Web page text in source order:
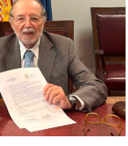
Germain’
centrada
en
“Psicología,
sexo
y
género”,
reuniendo
a